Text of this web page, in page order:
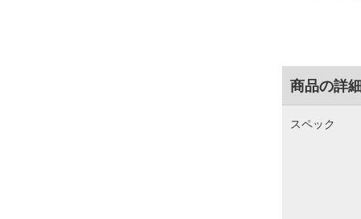
商品の詳
スペック